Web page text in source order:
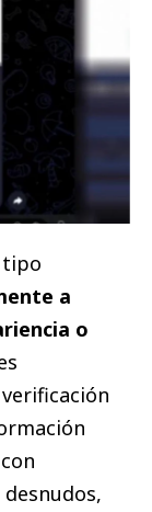
tipo
a
o